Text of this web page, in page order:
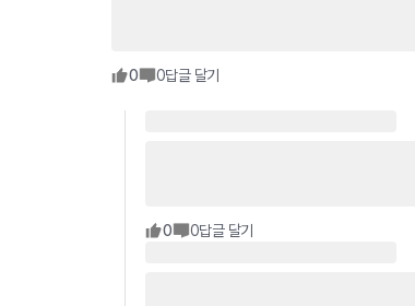
0 0답글 달기
0 0답글 달기